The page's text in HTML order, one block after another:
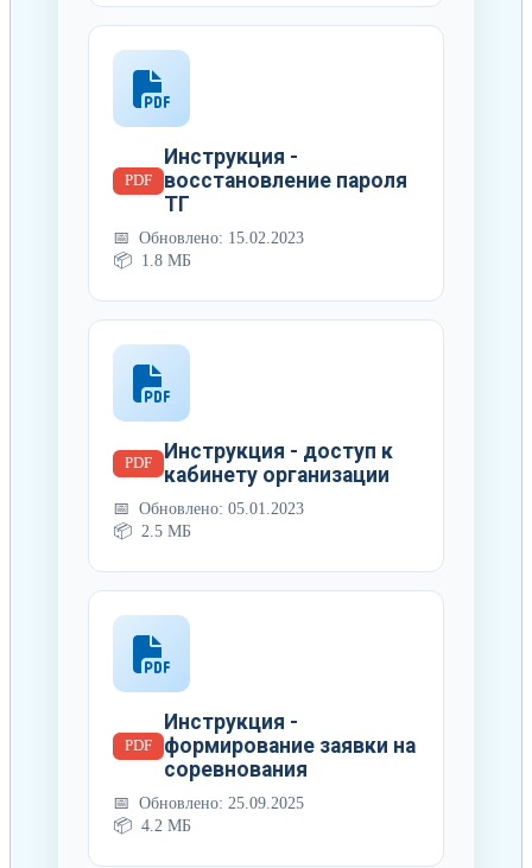
PDF
Инструкция -
восстановление пароля
ТГ
Обновлено: 15.02.2023
1.8 МБ
PDF
Инструкция - доступ к
кабинету организации
Обновлено: 05.01.2023
2.5 МБ
PDF
Инструкция -
формирование заявки на
соревнования
Обновлено: 25.09.2025
4.2 МБ